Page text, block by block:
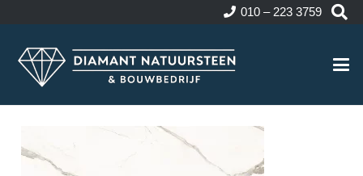
010 – 223 3759